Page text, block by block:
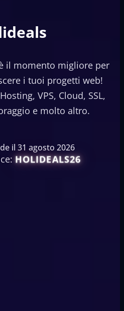
il momento migliore per
i tuoi progetti web!
VPS, Cloud, SSL,
e molto altro.
il 31 agosto 2026
HOLIDEALS26